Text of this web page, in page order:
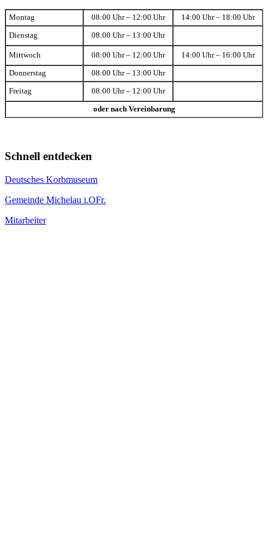
Montag 08:00 Uhr – 12:00 Uhr 14:00 Uhr – 18:00 Uhr
Dienstag 08:00 Uhr – 13:00 Uhr
Mittwoch 08:00 Uhr – 12:00 Uhr 14:00 Uhr – 16:00 Uhr
Donnerstag 08:00 Uhr – 13:00 Uhr
Freitag 08:00 Uhr – 12:00 Uhr
oder nach Vereinbarung
Schnell entdecken
Deutsches Korbmuseum
Gemeinde Michelau i.OFr.
Mitarbeiter